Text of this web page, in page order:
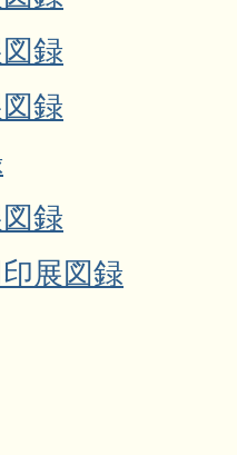
録
録
録
展図録